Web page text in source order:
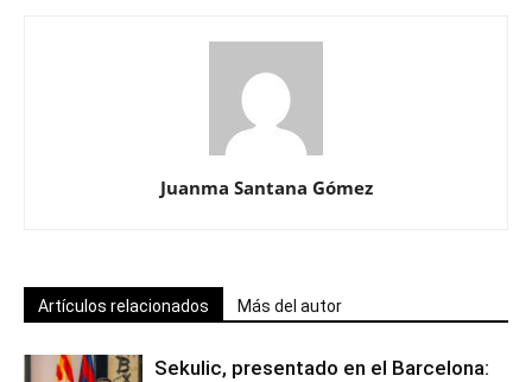
Juanma Santana Gómez
Artículos relacionados Más del autor
Sekulic, presentado en el Barcelona: